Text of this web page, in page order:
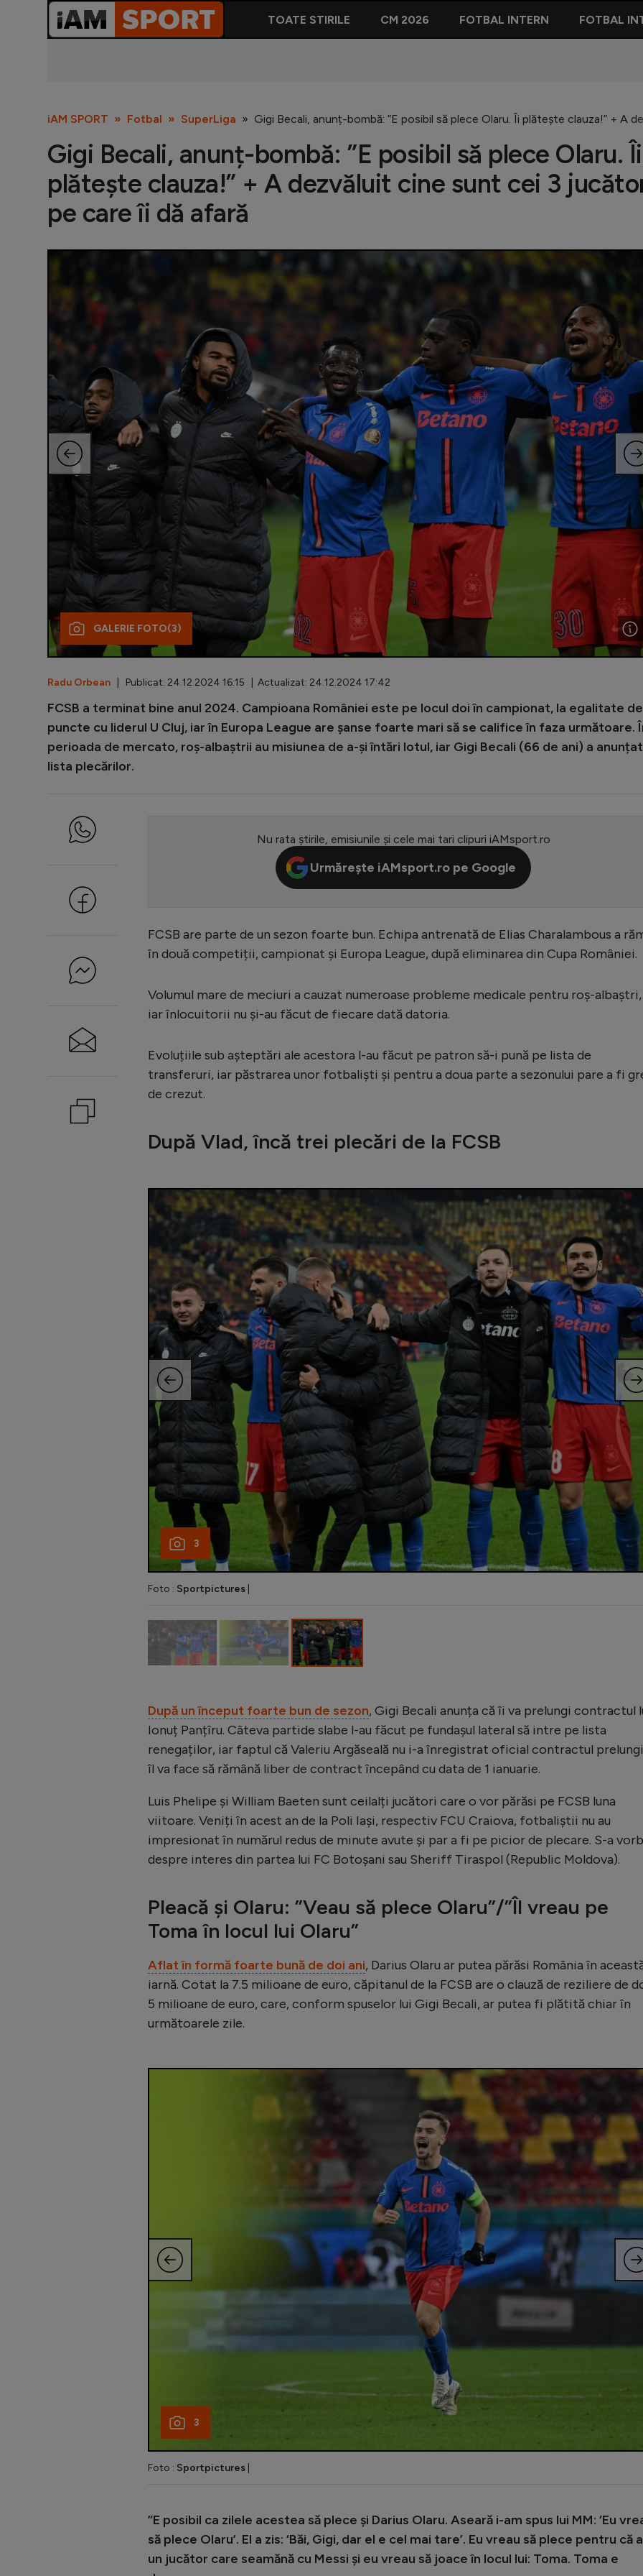
TOATE STIRILE CM 2026 FOTBAL INTERN FOTBAL
iAM SPORT Fotbal SuperLiga Gigi Becali, anunț-bombă: ”E posibil să plece Olaru. Îi plătește clauza!” + A
Gigi Becali, anunț-bombă: ”E posibil să plece Olaru. Îi
plătește clauza!” + A dezvăluit cine sunt cei 3
pe care îi dă afară
GALERIE FOTO(3)
Radu Orbean | Publicat: 24.12.2024 16:15 | Actualizat: 24.12.2024 17:42
FCSB a terminat bine anul 2024. Campioana României este pe locul doi în campionat, la egalitate de
puncte cu liderul U Cluj, iar în Europa League are șanse foarte mari să se califice în faza următoare.
perioada de mercato, roș-albaștrii au misiunea de a-și întări lotul, iar Gigi Becali (66 de ani) a anunțat
lista plecărilor.
Nu rata știrile, emisiunile și cele mai tari clipuri iAMsport.ro
Urmărește iAMsport.ro pe Google
FCSB are parte de un sezon foarte bun. Echipa antrenată de Elias Charalambous a
în două competiții, campionat și Europa League, după eliminarea din Cupa României.
Volumul mare de meciuri a cauzat numeroase probleme medicale pentru roș-albaștri,
iar înlocuitorii nu și-au făcut de fiecare dată datoria.
Evoluțiile sub așteptări ale acestora l-au făcut pe patron să-i pună pe lista de
transferuri, iar păstrarea unor fotbaliști și pentru a doua parte a sezonului pare a fi
de crezut.
După Vlad, încă trei plecări de la FCSB
3
Foto : Sportpictures
După un început foarte bun de sezon, Gigi Becali anunța că îi va prelungi contractul
Ionuț Panțîru. Câteva partide slabe l-au făcut pe fundașul lateral să intre pe lista
renegaților, iar faptul că Valeriu Argăseală nu i-a înregistrat oficial contractul
îl va face să rămână liber de contract începând cu data de 1 ianuarie.
Luis Phelipe și William Baeten sunt ceilalți jucători care o vor părăsi pe FCSB luna
viitoare. Veniți în acest an de la Poli Iași, respectiv FCU Craiova, fotbaliștii nu au
impresionat în numărul redus de minute avute și par a fi pe picior de plecare. S-a
despre interes din partea lui FC Botoșani sau Sheriff Tiraspol (Republic Moldova).
Pleacă și Olaru: ”Veau să plece Olaru”/”Îl vreau pe
Toma în locul lui Olaru”
Aflat în formă foarte bună de doi ani, Darius Olaru ar putea părăsi România în
iarnă. Cotat la 7.5 milioane de euro, căpitanul de la FCSB are o clauză de reziliere de
5 milioane de euro, care, conform spuselor lui Gigi Becali, ar putea fi plătită chiar în
următoarele zile.
3
Foto : Sportpictures
”E posibil ca zilele acestea să plece și Darius Olaru. Aseară i-am spus lui MM: ‘Eu
să plece Olaru’. El a zis: ‘Băi, Gigi, dar el e cel mai tare’. Eu vreau să plece pentru că
un jucător care seamănă cu Messi și eu vreau să joace în locul lui: Toma. Toma e